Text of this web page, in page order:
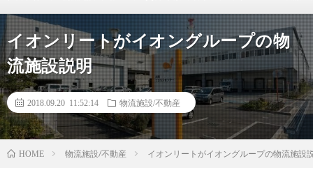
イオンリートがイオングループの物
流施設説明
2018.09.20 11:52:14 物流施設/不動産
HOME 物流施設/不動産 イオンリートがイオングループの物流施設